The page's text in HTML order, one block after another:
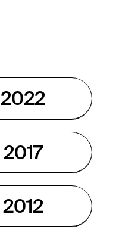
2022
2017
2012